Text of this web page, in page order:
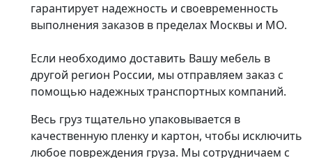
гарантирует надежность и своевременность
выполнения заказов в пределах Москвы и МО.
Если необходимо доставить Вашу мебель в
другой регион России, мы отправляем заказ с
помощью надежных транспортных компаний.
Весь груз тщательно упаковывается в
качественную пленку и картон, чтобы исключить
любое повреждения груза. Мы сотрудничаем с